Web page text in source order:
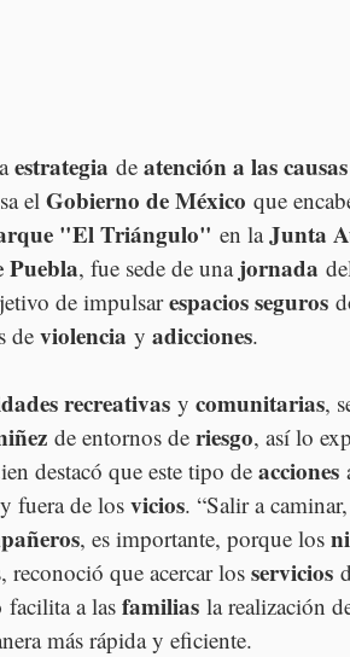
estrategia de atención a las causas
el Gobierno de México que
"El Triángulo" en la Junta
Puebla, fue sede de una jornada
de impulsar espacios seguros
de violencia y adicciones.
recreativas y comunitarias,
de entornos de riesgo, así lo
destacó que este tipo de acciones
fuera de los vicios. “Salir a
, es importante, porque los
reconoció que acercar los servicios
facilita a las familias la realización
más rápida y eficiente.